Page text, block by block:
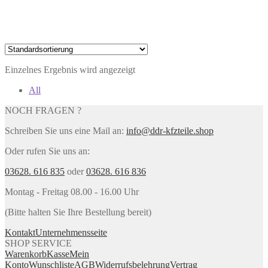
Einzelnes Ergebnis wird angezeigt
All
NOCH FRAGEN ?
Schreiben Sie uns eine Mail an: info@ddr-kfzteile.shop
Oder rufen Sie uns an:
03628. 616 835 oder03628. 616 836
Montag - Freitag 08.00 - 16.00 Uhr
(Bitte halten Sie Ihre Bestellung bereit)
KontaktUnternehmensseite
SHOP SERVICE
WarenkorbKasseMein
KontoWunschlisteAGBWiderrufsbelehrungVertrag